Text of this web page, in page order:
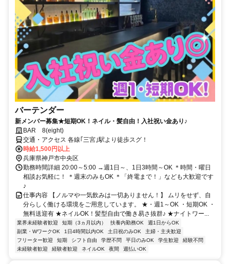
バーテンダー
新メンバー募集★短期OK！ネイル・髪自由！入社祝い金あり♪
BAR 8(eight)
交通・アクセス 各線｢三宮｣駅より徒歩スグ！
時給1,500円以上
兵庫県神戸市中央区
勤務時間詳細 20:00～5:00 →週1日～、1日3時間～OK ＊時間・曜日
相談お気軽に！ ＊週末のみもOK ＊「終電まで！」なども大歓迎です
♪
仕事内容 【ノルマや一気飲みは一切ありません！】 ムリをせず、自
分らしく働ける環境をご用意しています。 ★・週1～OK ・短期OK ・
無料送迎有 ★ネイルOK！髪型自由で働き易さ抜群♪ ★ナイトワー...
業界未経験者歓迎 短期（3ヵ月以内） 扶養内勤務OK
週1日からOK
副業・WワークOK
1日4時間以内OK 土日祝のみOK
主婦・主夫歓迎
フリーター歓迎
短期 シフト自由 学歴不問 平日のみOK 学生歓迎
経験不問
未経験者歓迎
経験者歓迎 ネイルOK 夜間 週払いOK